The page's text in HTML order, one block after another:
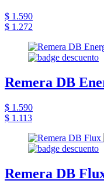
$ 1.590
$ 1.272
Remera DB
$ 1.590
$ 1.113
Remera DB